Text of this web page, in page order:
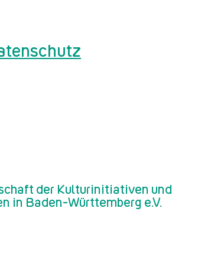
der Kulturinitiativen und
in Baden-Württemberg e.V.